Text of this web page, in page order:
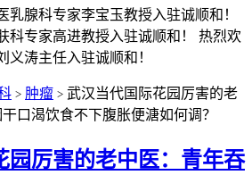
乳腺科专家李宝玉教授入驻诚顺和！
科专家高进教授入驻诚顺和！ 热烈欢
义涛主任入驻诚顺和！
> 肿瘤 > 武汉当代国际花园厉害的老
口渴饮食不下腹胀便溏如何调？
园厉害的老中医：青年吞